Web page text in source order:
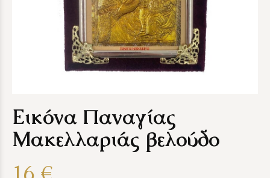
Εικόνα Παναγίας
Μακελλαριάς βελούδο